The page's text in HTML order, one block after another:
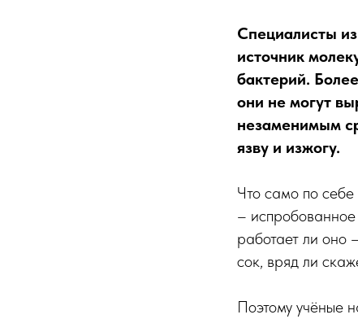
Специалисты
источник
бактерий.
они не могут
незаменимым
язву и изжогу.
Что само по
–
работает ли оно
сок, вряд ли
Поэтому учёные